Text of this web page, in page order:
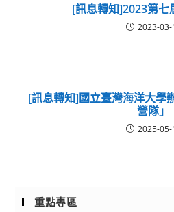
[訊息轉知]2023第七
2023-03-
[訊息轉知]國立臺灣海洋大學
營隊」
2025-05-
重點專區